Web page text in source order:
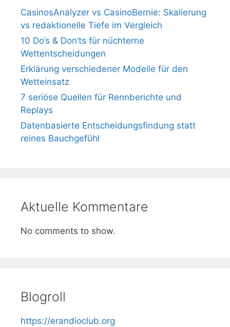
CasinosAnalyzer vs CasinoBernie: Skalierung
vs redaktionelle Tiefe im Vergleich
10 Do’s & Don’ts für nüchterne
Wettentscheidungen
Erklärung verschiedener Modelle für den
Wetteinsatz
7 seriöse Quellen für Rennberichte und
Replays
Datenbasierte Entscheidungsfindung statt
reines Bauchgefühl
Aktuelle Kommentare
No comments to show.
Blogroll
https://erandioclub.org